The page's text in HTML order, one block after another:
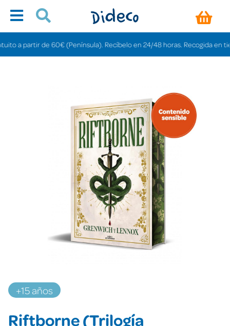
partir de 60€ (Península). Recíbelo en 24/48 horas. Recogida en
+15 años
Riftborne (Trilogía